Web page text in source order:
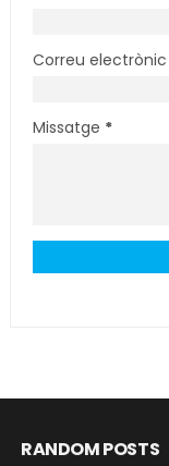
Correu electrònic
Missatge *
RANDOM POSTS